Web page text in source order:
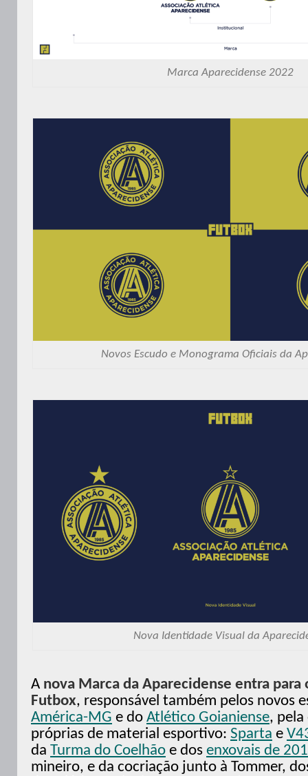
Marca Aparecidense 2022
Novos Escudo e Monograma Oficiais da
Nova Identidade Visual da
A nova Marca da Aparecidense entra
Futbox, responsável também pelos novos
América-MG e do Atlético Goianiense, pela
próprias de material esportivo: Sparta e
da Turma do Coelhão e dos enxovais de
mineiro, e da cocriação junto à Tommer,